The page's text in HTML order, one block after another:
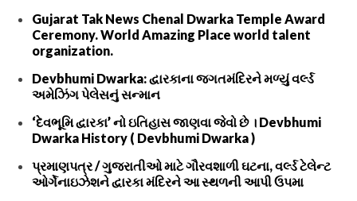
Gujarat Tak News Chenal Dwarka Temple Award
Ceremony. World Amazing Place world talent
organization.
Devbhumi Dwarka: દ્વારકાના જગતમંદિરને મળ્યું વર્લ્ડ
અમેઝિંગ પેલેસનું સન્માન
‘દેવભૂમિ દ્વારકા’ નો ઇતિહાસ જાણવા જેવો છે । Devbhumi
Dwarka History ( Devbhumi Dwarka )
પ્રમાણપત્ર / ગુજરાતીઓ માટે ગૌરવશાળી ઘટના, વર્લ્ડ ટેલેન્ટ
ઓર્ગેનાઇઝેશને દ્વારકા મંદિરને આ સ્થળની આપી ઉપમા